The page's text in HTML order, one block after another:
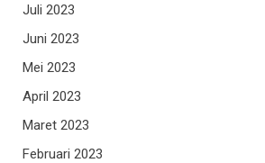
Juli 2023
Juni 2023
Mei 2023
April 2023
Maret 2023
Februari 2023